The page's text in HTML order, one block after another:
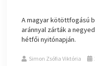
A magyar kötöttfogású
aránnyal zárták a
hétfői nyitónapján.
Simon Zsófia Viktória